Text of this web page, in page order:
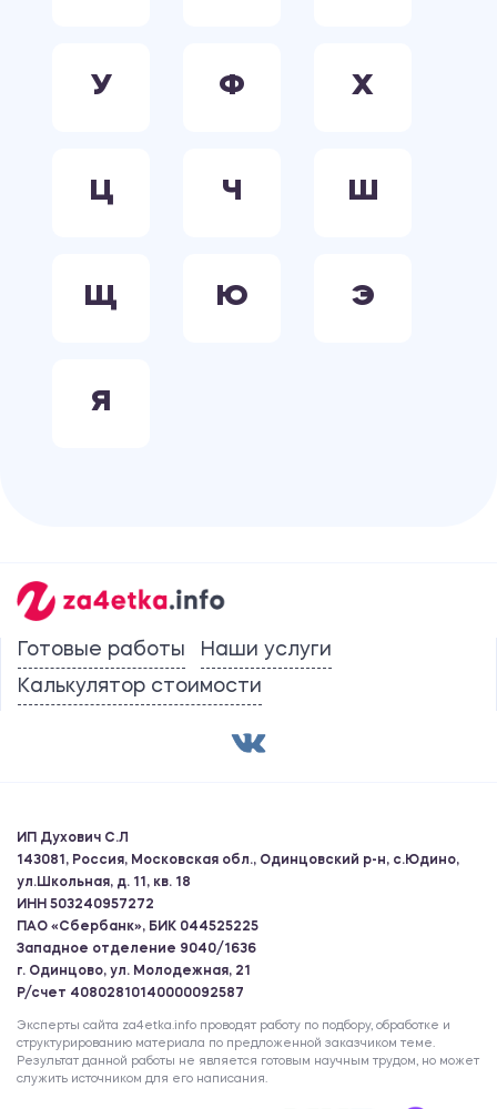
У Ф Х
Ц Ч Ш
Щ Ю Э
Я
Готовые работы
Наши услуги
Калькулятор стоимости
ИП Духович С.Л
143081, Россия, Московская обл., Одинцовский р-н, с.Юдино,
ул.Школьная, д. 11, кв. 18
ИНН 503240957272
ПАО «Сбербанк», БИК 044525225
Западное отделение 9040/1636
г. Одинцово, ул. Молодежная, 21
Р/счет 40802810140000092587
Эксперты сайта za4etka.info проводят работу по подбору, обработке и
структурированию материала по предложенной заказчиком теме.
Результат данной работы не является готовым научным трудом, но может
служить источником для его написания.